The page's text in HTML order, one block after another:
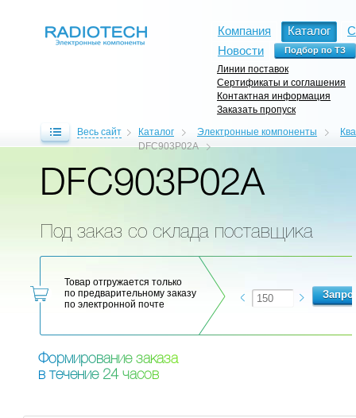
Компания Каталог
Новости
Линии поставок
Сертификаты и соглашения
Контактная информация
Заказать пропуск
Весь сайт Каталог Электронные компоненты
DFC903P02A
DFC903P02A
Под заказ со склада поставщика
Товар отгружается только
по предварительному заказу
по электронной почте
Формирование заказа
в течение 24 часов